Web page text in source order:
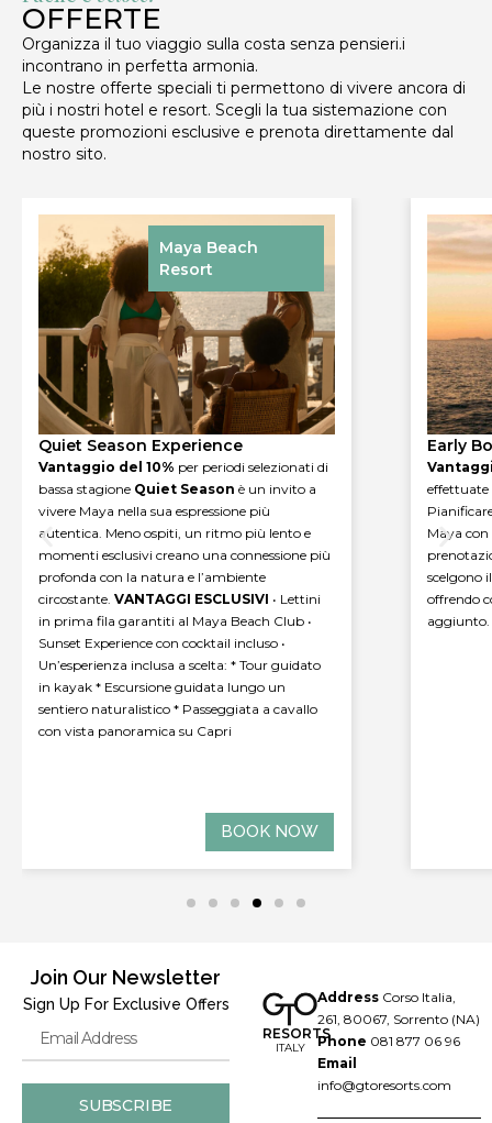
OFFERTE
Organizza il tuo viaggio sulla costa senza pensieri.i
incontrano in perfetta armonia.
Le nostre offerte speciali ti permettono di vivere ancora di
più i nostri hotel e resort. Scegli la tua sistemazione con
queste promozioni esclusive e prenota direttamente dal
nostro sito.
Early Booking Experience
Vantaggio del 10% per prenotazioni
effettuate con almeno 30 giorni di anticipo
Pianificare in anticipo ti permette di vivere
Maya con calma e consapevolezza. Le
prenotazioni anticipate premiano gli ospiti che
scelgono il proprio soggiorno in anticipo,
offrendo condizioni dedicate e un valore
aggiunto.
BOOK NOW
Maya Beach
Resort
Scopri la
clima
momento
tranquillo
Costiera
puro
Prenota
Join Our Newsletter
Sign Up For Exclusive Offers
SUBSCRIBE
RESORTS
ITALY
Address Corso Italia,
261, 80067, Sorrento (NA)
Phone 081 877 06 96
Email
info@gtoresorts.com